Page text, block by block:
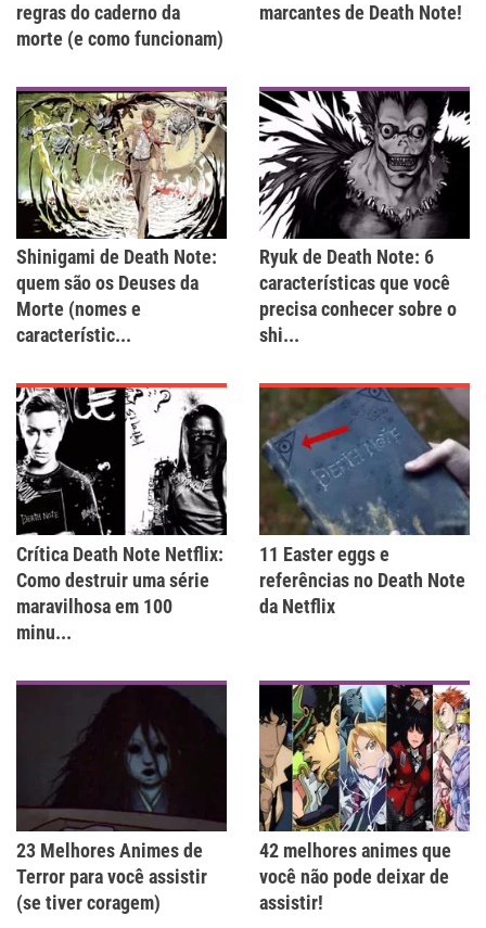
regras do caderno da
morte (e como funcionam)
marcantes de Death Note!
Shinigami de Death Note:
quem são os Deuses da
Morte (nomes e
característic...
Ryuk de Death Note: 6
características que você
precisa conhecer sobre o
shi...
Crítica Death Note Netflix:
Como destruir uma série
maravilhosa em 100
minu...
11 Easter eggs e
referências no Death Note
da Netflix
23 Melhores Animes de
Terror para você assistir
(se tiver coragem)
42 melhores animes que
você não pode deixar de
assistir!